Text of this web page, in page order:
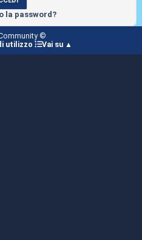
la password?
©
utilizzo Vai su ▲